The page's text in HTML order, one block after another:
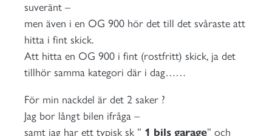
suveränt –
men även i en OG 900 hör det till det svåraste att
hitta i fint skick.
Att hitta en OG 900 i fint (rostfritt) skick, ja det
tillhör samma kategori där i dag……
För min nackdel är det 2 saker ?
Jag bor långt bilen ifråga –
samt jag har ett typisk sk ” 1 bils garage” och